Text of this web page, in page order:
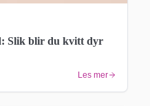
Slik blir du kvitt dyr
Les mer